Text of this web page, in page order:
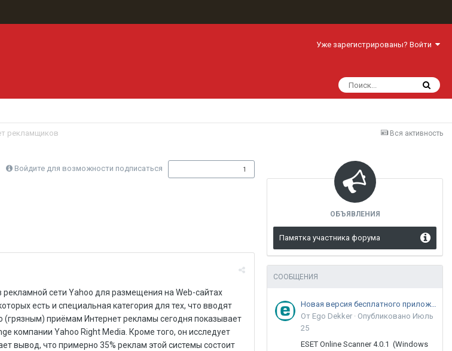
Уже зарегистрированы? Войти
Вся активность
рекламщиков
Войдите для возможности подписаться 1
сети Yahoo для размещения на Web-сайтах
есть и специальная категория для тех, что вводят
приёмам Интернет рекламы сегодня показывает
компании Yahoo Right Media. Кроме того, он исследует
вывод, что примерно 35% реклам этой системы состоит
ОБЪЯВЛЕНИЯ
Памятка участника форума
СООБЩЕНИЯ
Новая версия бесплатного приложения ESET Online Scanner доступна пользователям
От Ego Dekker · Опубликовано Июль
25
ESET Online Scanner 4.0.1 (Windows